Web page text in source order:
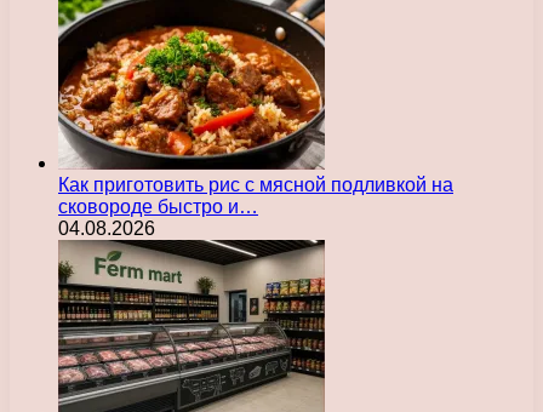
Как приготовить рис с мясной подливкой на
сковороде быстро и…
04.08.2026